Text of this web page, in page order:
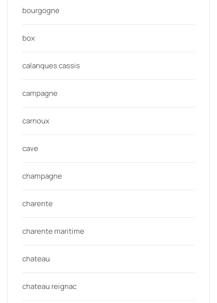
bourgogne
box
calanques cassis
campagne
carnoux
cave
champagne
charente
charente maritime
chateau
chateau reignac